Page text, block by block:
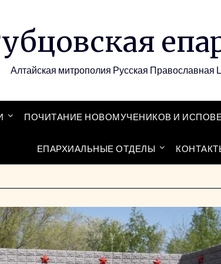
Алтайская митрополия Русская Православная
ПОЧИТАНИЕ НОВОМУЧЕНИКОВ И
ЕПАРХИАЛЬНЫЕ ОТДЕЛЫ